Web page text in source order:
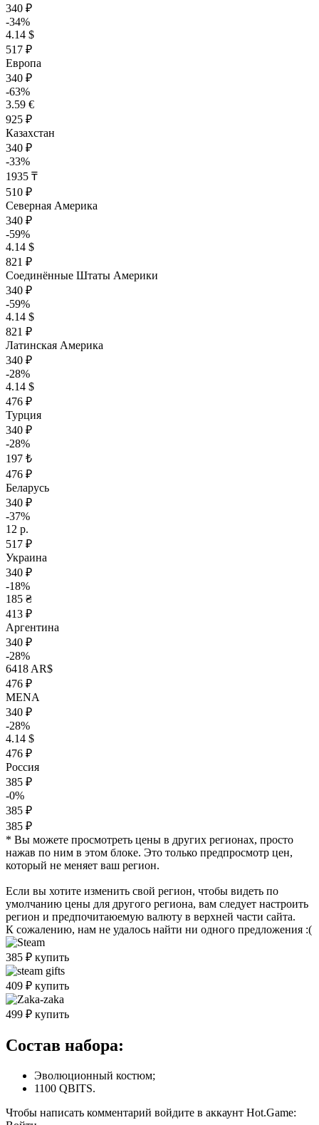
340 ₽
-34%
4.14 $
517 ₽
Европа
340 ₽
-63%
3.59 €
925 ₽
Казахстан
340 ₽
-33%
1935 ₸
510 ₽
Северная Америка
340 ₽
-59%
4.14 $
821 ₽
Соединённые Штаты Америки
340 ₽
-59%
4.14 $
821 ₽
Латинская Америка
340 ₽
-28%
4.14 $
476 ₽
Турция
340 ₽
-28%
197 ₺
476 ₽
Беларусь
340 ₽
-37%
12 р.
517 ₽
Украина
340 ₽
-18%
185 ₴
413 ₽
Аргентина
340 ₽
-28%
6418 AR$
476 ₽
MENA
340 ₽
-28%
4.14 $
476 ₽
Россия
385 ₽
-0%
385 ₽
385 ₽
* Вы можете просмотреть цены в других регионах, просто
нажав по ним в этом блоке. Это только предпросмотр цен,
который не меняет ваш регион.
Если вы хотите изменить свой регион, чтобы видеть по
умолчанию цены для другого региона, вам следует настроить
регион и предпочитаюемую валюту в верхней части сайта.
К сожалению, нам не удалось найти ни одного предложения :(
385 ₽ купить
409 ₽ купить
499 ₽ купить
Состав набора:
Эволюционный костюм;
1100 QBITS.
Чтобы написать комментарий войдите в аккаунт Hot.Game: